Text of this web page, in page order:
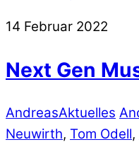
14 Februar 2022
Next Gen
AndreasAktuelles
Neuwirth, Tom Odell,